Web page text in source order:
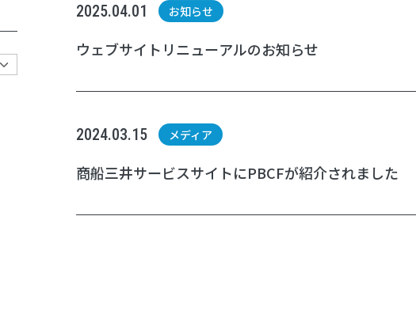
2025.04.01 お知らせ
ウェブサイトリニューアルのお知らせ
2024.03.15 メディア
商船三井サービスサイトにPBCFが紹介されました